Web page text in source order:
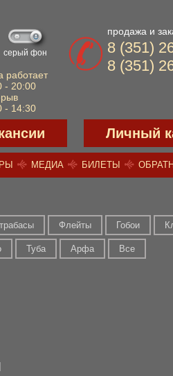
серый фон
работает
- 20:00
- 14:30
продажа и
8 (351)
8 (351)
Личный
МЕДИА БИЛЕТЫ
Флейты Гобои
Туба Арфа Все